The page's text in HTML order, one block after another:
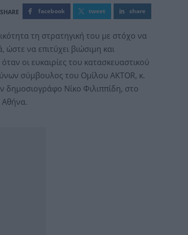
facebook tweet share
τη στρατηγική του με στόχο να
ώστε να επιτύχει βιώσιμη και
οι ευκαιρίες του κατασκευαστικού
σύμβουλος του Ομίλου AKTOR, κ.
δημοσιογράφο Νίκο Φιλιππίδη, στο
Αθήνα.